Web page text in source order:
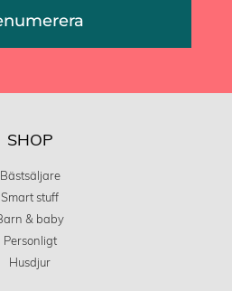
SHOP
Bästsäljare
Smart stuff
& baby
Personligt
Husdjur